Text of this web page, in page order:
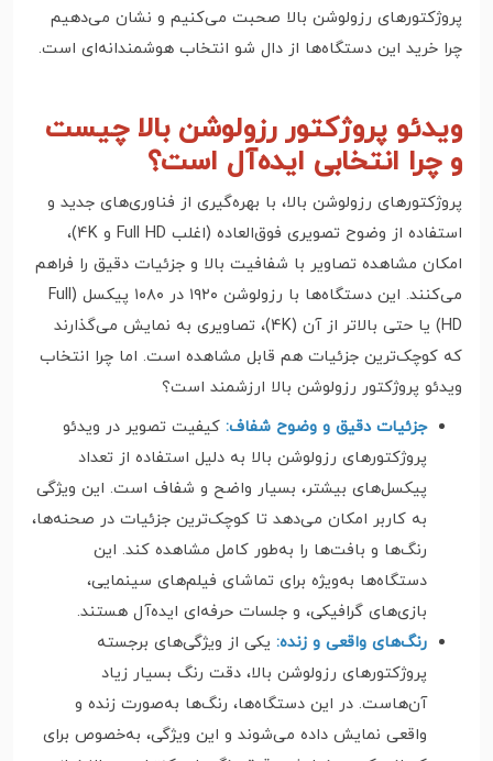
پروژکتورهای رزولوشن بالا صحبت می‌کنیم و نشان می‌دهیم
چرا خرید این دستگاه‌ها از دال شو انتخاب هوشمندانه‌ای است.
ویدئو پروژکتور رزولوشن بالا چیست
و چرا انتخابی ایده‌آل است؟
پروژکتورهای رزولوشن بالا، با بهره‌گیری از فناوری‌های جدید و
استفاده از وضوح تصویری فوق‌العاده (اغلب Full HD و 4K)،
امکان مشاهده تصاویر با شفافیت بالا و جزئیات دقیق را فراهم
می‌کنند. این دستگاه‌ها با رزولوشن ۱۹۲۰ در ۱۰۸۰ پیکسل (Full
HD) یا حتی بالاتر از آن (4K)، تصاویری به نمایش می‌گذارند
که کوچک‌ترین جزئیات هم قابل مشاهده است. اما چرا انتخاب
ویدئو پروژکتور رزولوشن بالا ارزشمند است؟
جزئیات دقیق و وضوح شفاف: کیفیت تصویر در ویدئو
پروژکتورهای رزولوشن بالا به دلیل استفاده از تعداد
پیکسل‌های بیشتر، بسیار واضح و شفاف است. این ویژگی
به کاربر امکان می‌دهد تا کوچک‌ترین جزئیات در صحنه‌ها،
رنگ‌ها و بافت‌ها را به‌طور کامل مشاهده کند. این
دستگاه‌ها به‌ویژه برای تماشای فیلم‌های سینمایی،
بازی‌های گرافیکی، و جلسات حرفه‌ای ایده‌آل هستند.
رنگ‌های واقعی و زنده: یکی از ویژگی‌های برجسته
پروژکتورهای رزولوشن بالا، دقت رنگ بسیار زیاد
آن‌هاست. در این دستگاه‌ها، رنگ‌ها به‌صورت زنده و
واقعی نمایش داده می‌شوند و این ویژگی، به‌خصوص برای